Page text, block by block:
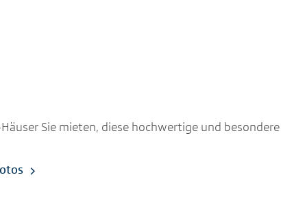
Sie mieten, diese hochwertige und